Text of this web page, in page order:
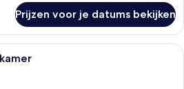
Prijzen voor je datums bekijken
Een hotelkamer met twee